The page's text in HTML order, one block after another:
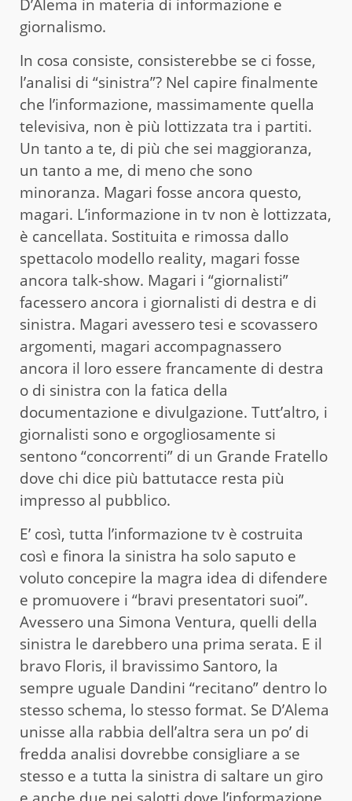
D’Alema in materia di informazione e
giornalismo.
In cosa consiste, consisterebbe se ci fosse,
l’analisi di “sinistra”? Nel capire finalmente
che l’informazione, massimamente quella
televisiva, non è più lottizzata tra i partiti.
Un tanto a te, di più che sei maggioranza,
un tanto a me, di meno che sono
minoranza. Magari fosse ancora questo,
magari. L’informazione in tv non è lottizzata,
è cancellata. Sostituita e rimossa dallo
spettacolo modello reality, magari fosse
ancora talk-show. Magari i “giornalisti”
facessero ancora i giornalisti di destra e di
sinistra. Magari avessero tesi e scovassero
argomenti, magari accompagnassero
ancora il loro essere francamente di destra
o di sinistra con la fatica della
documentazione e divulgazione. Tutt’altro, i
giornalisti sono e orgogliosamente si
sentono “concorrenti” di un Grande Fratello
dove chi dice più battutacce resta più
impresso al pubblico.
E’ così, tutta l’informazione tv è costruita
così e finora la sinistra ha solo saputo e
voluto concepire la magra idea di difendere
e promuovere i “bravi presentatori suoi”.
Avessero una Simona Ventura, quelli della
sinistra le darebbero una prima serata. E il
bravo Floris, il bravissimo Santoro, la
sempre uguale Dandini “recitano” dentro lo
stesso schema, lo stesso format. Se D’Alema
unisse alla rabbia dell’altra sera un po’ di
fredda analisi dovrebbe consigliare a se
stesso e a tutta la sinistra di saltare un giro